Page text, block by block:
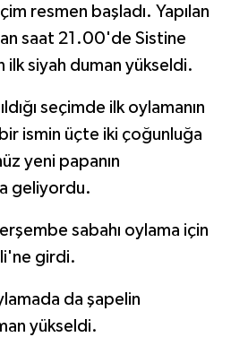
resmen başladı. Yapılan
saat 21.00'de Sistine
ilk siyah duman yükseldi.
seçimde ilk oylamanın
ismin üçte iki çoğunluğa
yeni papanın
geliyordu.
sabahı oylama için
girdi.
da şapelin
yükseldi.